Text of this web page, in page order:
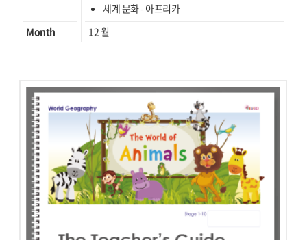
세계 문화 - 아프리카
Month
12 월